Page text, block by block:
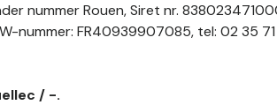
nummer Rouen, Siret nr.
nummer: FR40939907085, tel: 02 35 71
/ -.